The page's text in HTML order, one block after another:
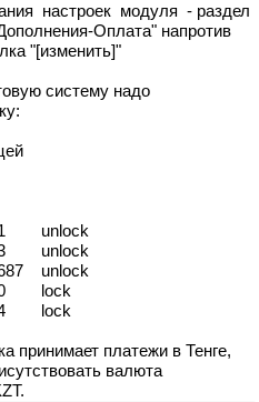
настроек модуля - раздел
Оплата" напротив
"[изменить]"
систему надо
unlock
unlock
unlock
lock
lock
платежи в Тенге,
валюта